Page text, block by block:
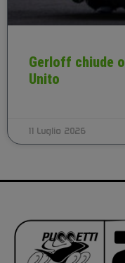
Gerloff chiude
Unito
11 Luglio 2026